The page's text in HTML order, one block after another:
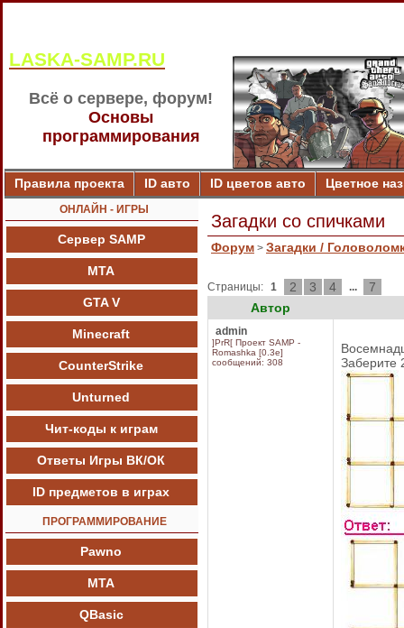
LASKA-SAMP.RU
Всё о сервере, форум!
Основы
программирования
Правила проекта ID авто ID цветов авто Цветное
ОНЛАЙН - ИГРЫ
Сервер SAMP
МТА
GTA V
Minecraft
CounterStrike
Unturned
Чит-коды к играм
Ответы Игры ВК/ОК
ID предметов в играх
ПРОГРАММИРОВАНИЕ
Pawnо
МТА
QBasic
Загадки со спичками
Форум > Загадки /
Страницы: 1 2 3 4 ...
7
Автор
admin
]PrR[ Проект SAMP -
Romashka [0.3e]
сообщений: 308
Заберите